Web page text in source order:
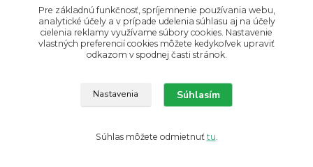
09 .10.2025 Poznávanie minerálov
Olivíny zo Smrčí: zelený poklad z vnútra Zeme
Na prvý pohľad vyzerá ako obyčajný čadičový lom, ale v
skutočnosti ukrýva jedno z najpozor...čítať celé
Pre základnú funkčnosť, spríjemnenie používania webu,
analytické účely a v prípade udelenia súhlasu aj na účely
cielenia reklamy využívame súbory cookies. Nastavenie
vlastných preferencií cookies môžete kedykoľvek upraviť
odkazom v spodnej časti stránok.
Nastavenia Súhlasím
Súhlas môžete odmietnuť tu.